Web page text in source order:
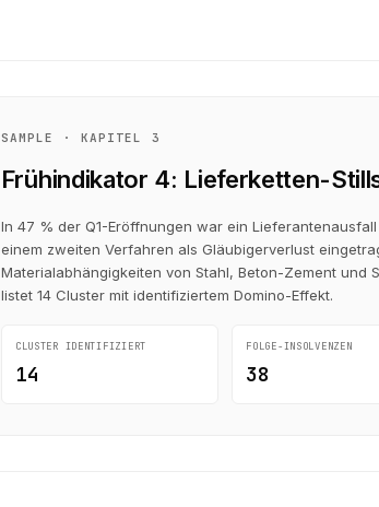
SAMPLE · KAPITEL 3
Frühindikator 4: Liefer­ketten-
In 47 % der Q1-Eröffnungen war ein
einem zweiten Verfahren als Gläubigerverlust
Material­abhängigkeiten von Stahl, Beton-Zement und
listet 14 Cluster mit identifiziertem Domino-Effekt.
CLUSTER IDENTIFIZIERT
14
FOLGE-INSOLVENZEN
38